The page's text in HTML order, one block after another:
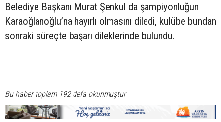
Belediye Başkanı Murat Şenkul da şampiyonluğun
Karaoğlanoğlu’na hayırlı olmasını diledi, kulübe bundan
sonraki süreçte başarı dileklerinde bulundu.
Bu haber toplam 192 defa okunmuştur